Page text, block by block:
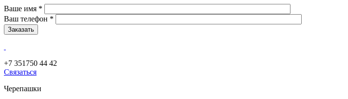
Ваше имя *
Ваш телефон *
+7 351 750 44 42
Связаться
Черепашки